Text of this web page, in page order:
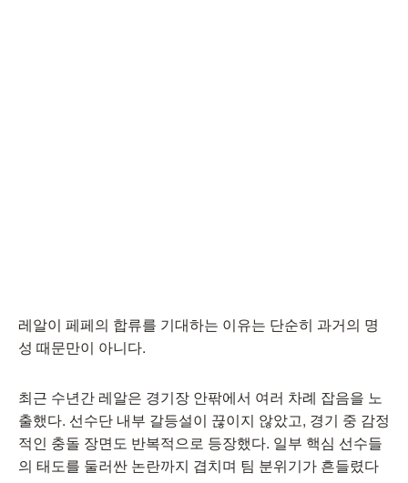
레알이 페페의 합류를 기대하는 이유는 단순히 과거의 명
성 때문만이 아니다.
최근 수년간 레알은 경기장 안팎에서 여러 차례 잡음을 노
출했다. 선수단 내부 갈등설이 끊이지 않았고, 경기 중 감정
적인 충돌 장면도 반복적으로 등장했다. 일부 핵심 선수들
의 태도를 둘러싼 논란까지 겹치며 팀 분위기가 흔들렸다